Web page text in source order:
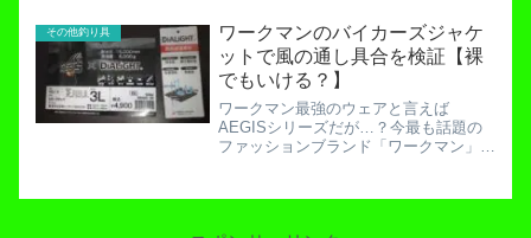
ので、とりあえず「ゲーリーヤマモト」
と書いてあるほうが信頼で...
その他釣り具
ワークマンのバイカーズジャケ
ットで風の通し具合を検証【裸
でもいける？】
ワークマン最強のウェアと言えば
AEGISシリーズだが…？今最も話題の
ファッションブランド「ワークマン」。
よね。防風防水に優れた機能を持つ、